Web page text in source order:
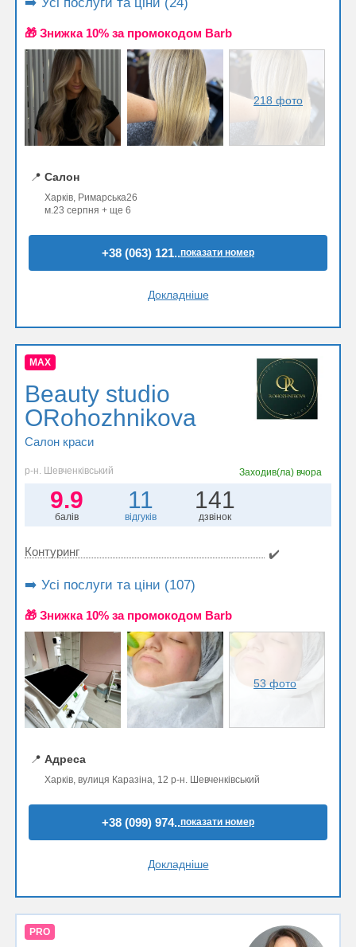
🎁 Знижка 10% за промокодом Barb
218 фото
📍 Салон
Харків, Римарська26
м.23 серпня + ще 6
+38 (063) 121..показати номер
Докладніше
MAX
Beauty studio
ORohozhnikova
Салон краси
р-н. Шевченківський Заходив(ла) вчора
9.9
балів
11
відгуків
141
дзвінок
Контуринг ✔️
➡️ Усі послуги та ціни (107)
🎁 Знижка 10% за промокодом Barb
53 фото
📍 Адреса
Харків, вулиця Каразіна, 12 р-н. Шевченківський
+38 (099) 974..показати номер
Докладніше
PRO